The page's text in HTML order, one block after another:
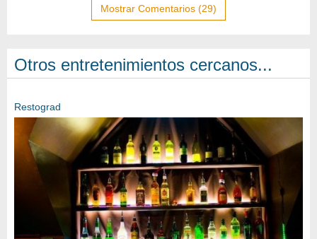
Mostrar Comentarios (29)
Otros entretenimientos cercanos...
Restograd